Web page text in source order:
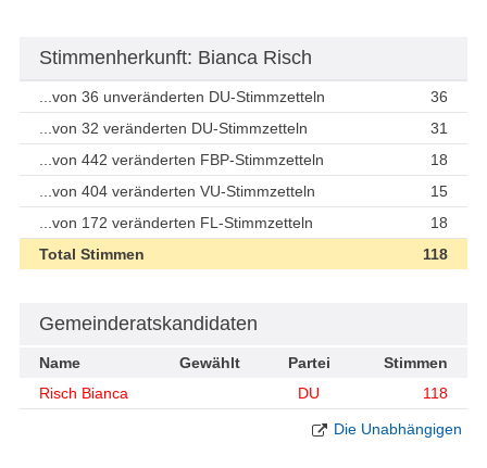
Stimmenherkunft: Bianca Risch
...von 36 unveränderten DU-Stimmzetteln
36
...von 32 veränderten DU-Stimmzetteln
31
...von 442 veränderten FBP-Stimmzetteln
18
...von 404 veränderten VU-Stimmzetteln
15
...von 172 veränderten FL-Stimmzetteln
18
Total Stimmen
118
Gemeinderatskandidaten
Name Gewählt Partei
Stimmen
Risch Bianca
DU 118
Die Unabhängigen